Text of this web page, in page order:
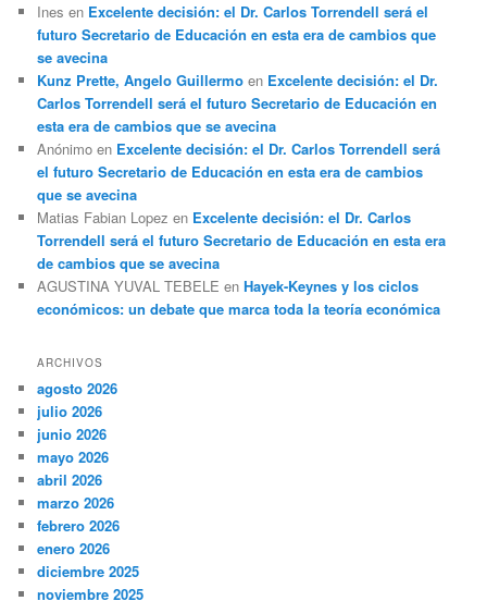
Ines en Excelente decisión: el Dr. Carlos Torrendell será el
futuro Secretario de Educación en esta era de cambios que
se avecina
Kunz Prette, Angelo Guillermo en Excelente decisión: el Dr.
Carlos Torrendell será el futuro Secretario de Educación en
esta era de cambios que se avecina
Anónimo en Excelente decisión: el Dr. Carlos Torrendell será
el futuro Secretario de Educación en esta era de cambios
que se avecina
Matias Fabian Lopez en Excelente decisión: el Dr. Carlos
Torrendell será el futuro Secretario de Educación en esta era
de cambios que se avecina
AGUSTINA YUVAL TEBELE enHayek-Keynes y los ciclos
económicos: un debate que marca toda la teoría económica
ARCHIVOS
agosto 2026
julio 2026
junio 2026
mayo 2026
abril 2026
marzo 2026
febrero 2026
enero 2026
diciembre 2025
noviembre 2025